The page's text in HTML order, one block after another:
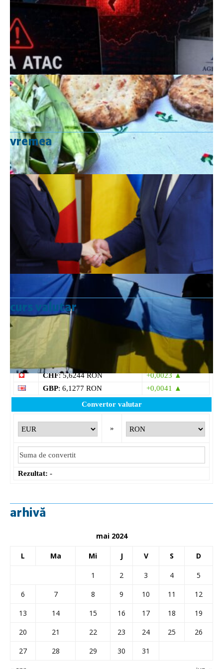
vremea
curs valutar
Curs valutar: 07 Aug 2026
+0,0041 ▲
: 4,5584 RON
+0,0077 ▲
CHF: 5,6244 RON
+0,0023 ▲
GBP: 6,1277 RON
+0,0041 ▲
Convertor valutar
»
Rezultat: -
arhivă
mai 2024
L Ma Mi J V S D
1 2 3 4
5
6
7 8 9 10 11
12
13
14 15 16 17 18
19
20
21 22 23 24 25
26
27
28 29 30 31